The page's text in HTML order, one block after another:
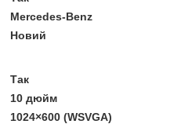
Mercedes-Benz
Новий
Так
10 дюйм
1024×600 (WSVGA)